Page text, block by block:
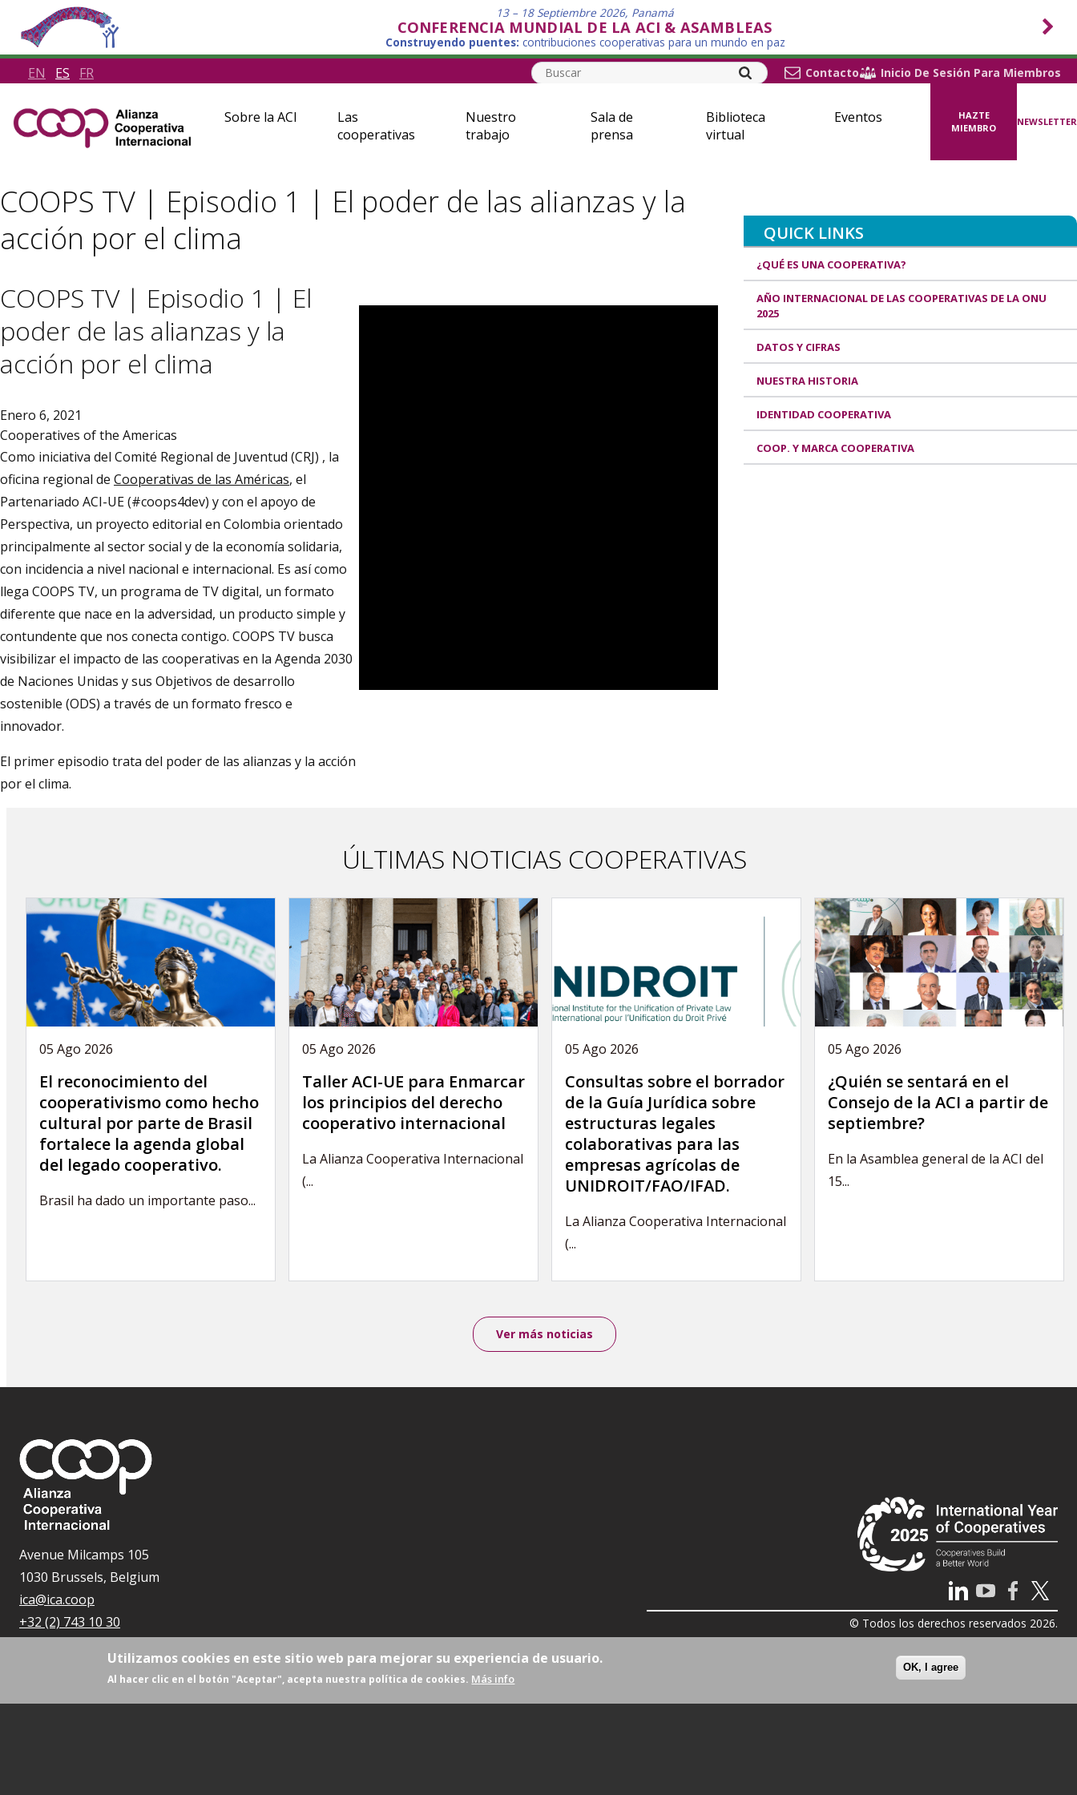
13 – 18 Septiembre 2026, Panamá
CONFERENCIA MUNDIAL DE LA ACI & ASAMBLEAS
Construyendo puentes: contribuciones cooperativas para un mundo en paz
EN ES FR Contacto Inicio De Sesión Para Miembros
Sobre la ACI
Las
cooperativas
Nuestro
trabajo
Sala de
prensa
Biblioteca
virtual
Eventos
HAZTE
MIEMBRO
NEWSLETTER
COOPS TV | Episodio 1 | El poder de las alianzas y la
acción por el clima
COOPS TV | Episodio 1 | El
poder de las alianzas y la
acción por el clima
Enero 6, 2021
Cooperatives of the Americas
Como iniciativa del Comité Regional de Juventud (CRJ) , la
oficina regional de Cooperativas de las Américas, el
Partenariado ACI-UE (#coops4dev) y con el apoyo de
Perspectiva, un proyecto editorial en Colombia orientado
principalmente al sector social y de la economía solidaria,
con incidencia a nivel nacional e internacional. Es así como
llega COOPS TV, un programa de TV digital, un formato
diferente que nace en la adversidad, un producto simple y
contundente que nos conecta contigo. COOPS TV busca
visibilizar el impacto de las cooperativas en la Agenda 2030
de Naciones Unidas y sus Objetivos de desarrollo
sostenible (ODS) a través de un formato fresco e
innovador.
El primer episodio trata del poder de las alianzas y la acción
por el clima.
ÚLTIMAS NOTICIAS COOPERATIVAS
05 Ago 2026
El reconocimiento del
cooperativismo como hecho
cultural por parte de Brasil
fortalece la agenda global
del legado cooperativo.
Brasil ha dado un importante paso...
05 Ago 2026
Taller ACI-UE para Enmarcar
los principios del derecho
cooperativo internacional
La Alianza Cooperativa Internacional
(...
05 Ago 2026
Consultas sobre el borrador
de la Guía Jurídica sobre
estructuras legales
colaborativas para las
empresas agrícolas de
UNIDROIT/FAO/IFAD.
La Alianza Cooperativa Internacional
(...
05 Ago 2026
¿Quién se sentará en el
Consejo de la ACI a partir de
septiembre?
En la Asamblea general de la ACI del
15...
Ver más noticias
QUICK LINKS
¿QUÉ ES UNA COOPERATIVA?
AÑO INTERNACIONAL DE LAS COOPERATIVAS DE LA ONU
2025
DATOS Y CIFRAS
NUESTRA HISTORIA
IDENTIDAD COOPERATIVA
COOP. Y MARCA COOPERATIVA
Avenue Milcamps 105
1030 Brussels, Belgium
ica@ica.coop
+32 (2) 743 10 30
© Todos los derechos reservados 2026.
Utilizamos cookies en este sitio web para mejorar su experiencia de usuario.
Al hacer clic en el botón "Aceptar", acepta nuestra política de cookies. Más info
OK, I agree